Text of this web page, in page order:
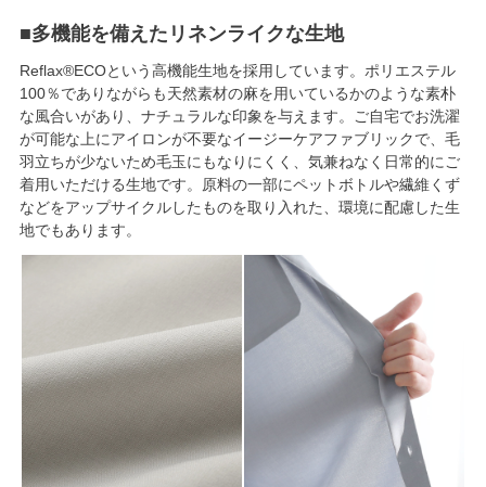
■多機能を備えたリネンライクな生地
Reflax®ECOという高機能生地を採用しています。ポリエステル
100％でありながらも天然素材の麻を用いているかのような素朴
な風合いがあり、ナチュラルな印象を与えます。ご自宅でお洗濯
が可能な上にアイロンが不要なイージーケアファブリックで、毛
羽立ちが少ないため毛玉にもなりにくく、気兼ねなく日常的にご
着用いただける生地です。原料の一部にペットボトルや繊維くず
などをアップサイクルしたものを取り入れた、環境に配慮した生
地でもあります。